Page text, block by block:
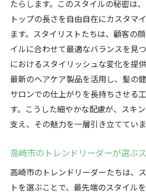
スキンフェードが高崎市で人気
タイルの魅力
高崎市でスキンフェードが
スキンフェードの多様なス
で注目
高崎市でスキンフェードが
スキンフェードのスタイル
い可能性
景
スキンフェードが高崎市で
たらします。このスタイルの秘密は
トップの長さを自由自在にカスタマ
ます。スタイリストたちは、顧客の
イルに合わせて最適なバランスを見
におけるスタイリッシュな変化を提
最新のヘアケア製品を活用し、髪の健
サロンでの仕上がりを長持ちさせる
す。こうした細やかな配慮が、スキ
支え、その魅力を一層引き立てていま
高崎市のトレンドリーダーが選ぶ
高崎市のトレンドリーダーたちは、
トを選ぶことで、最先端のスタイル